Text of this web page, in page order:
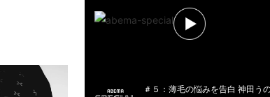
＃５：薄毛の悩みを告白 神田う